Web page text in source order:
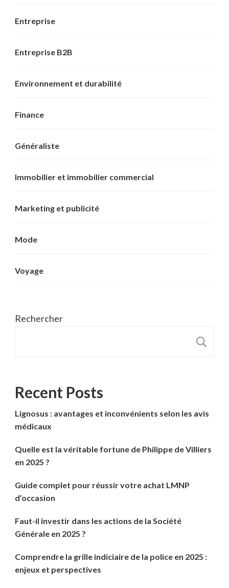
Entreprise
Entreprise B2B
Environnement et durabilité
Finance
Généraliste
Immobilier et immobilier commercial
Marketing et publicité
Mode
Voyage
Rechercher
Recent Posts
Lignosus : avantages et inconvénients selon les avis
médicaux
Quelle est la véritable fortune de Philippe de Villiers
en 2025 ?
Guide complet pour réussir votre achat LMNP
d’occasion
Faut-il investir dans les actions de la Société
Générale en 2025 ?
Comprendre la grille indiciaire de la police en 2025 :
enjeux et perspectives